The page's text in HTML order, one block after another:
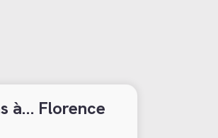
à… Florence